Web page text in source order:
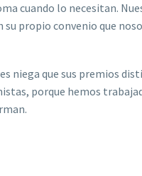
cuando lo necesitan.
su propio convenio que
niega que sus premios
porque hemos